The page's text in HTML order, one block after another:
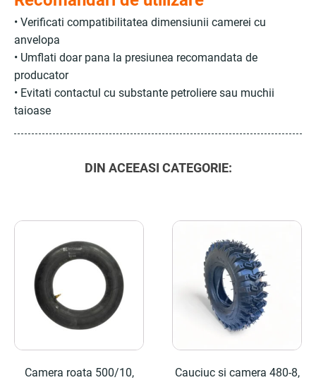
• Verificati compatibilitatea dimensiunii camerei cu
anvelopa
• Umflati doar pana la presiunea recomandata de
producator
• Evitati contactul cu substante petroliere sau muchii
taioase
DIN ACEEASI CATEGORIE:
Camera roata 500/10,
Cauciuc si camera 480-8,